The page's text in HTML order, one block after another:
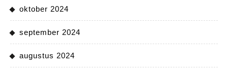
oktober 2024
september 2024
augustus 2024